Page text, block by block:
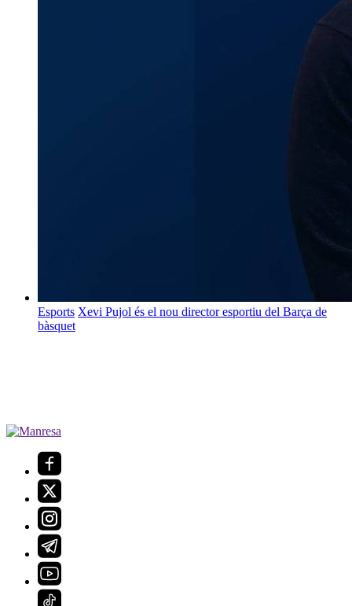
Esports Xevi Pujol és el nou director esportiu del Barça de
bàsquet